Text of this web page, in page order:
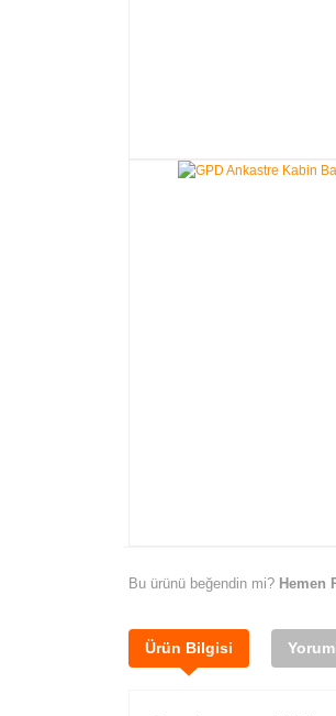
Bu ürünü beğendin mi? Hemen
Ürün Bilgisi